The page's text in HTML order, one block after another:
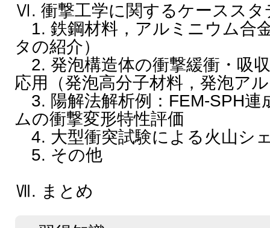
Ⅵ. 衝撃工学に関するケーススタ
1. 鉄鋼材料，アルミニウム合
タの紹介）
2. 発泡構造体の衝撃緩衝・吸
応用（発泡高分子材料，発泡ア
3. 陽解法解析例：FEM-SPH連
ムの衝撃変形特性評価
4. 大型衝突試験による火山シ
5. その他
Ⅶ. まとめ